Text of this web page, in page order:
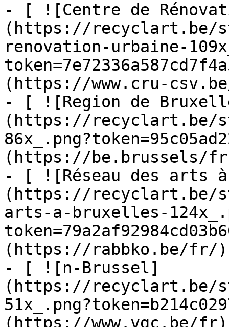
- [ ![Centre de
(https://recyclart.be/
renovation-urbaine-
(https://www.cru-
- [ ![Region de
(https://recyclart.be/
(https://be.brussels/
- [ ![Réseau des arts
(https://recyclart.be/
arts-a-bruxelles-
(https://rabbko.be/fr/)
- [ ![n-Brussel]
(https://recyclart.be/
(https://www.vgc.be/fr)